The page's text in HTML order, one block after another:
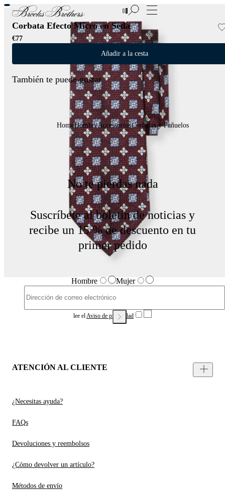
Nuevas incorporaciones a las Rebajas | Hasta 50%
Corbata Efecto Micro en Seda
€77
Añadir a la cesta
También te puede gustar
HomeHombreAccessoriosCorbatas y Pañuelos
No te pierdas nada
Suscríbete al boletín de noticias y
recibe un 15 % de descuento en tu
primer pedido
Hombre Mujer
lee elAviso de privacidad
ATENCIÓN AL CLIENTE
¿Necesitas ayuda?
FAQs
Devoluciones y reembolsos
¿Cómo devolver un artículo?
Métodos de envío